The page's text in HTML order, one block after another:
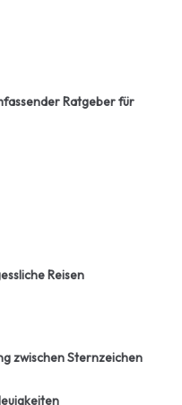
Ratgeber für
Reisen
zwischen Sternzeichen